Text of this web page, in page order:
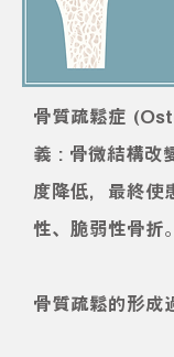
骨質疏鬆症
義 : 骨微結構改
度降低，最終使
性、脆弱性骨折。
骨質疏鬆的形成